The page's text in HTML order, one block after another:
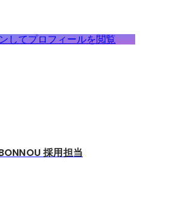
してプロフィールを閲覧
採用担当